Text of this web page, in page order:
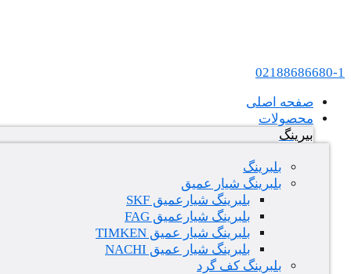
02188686680-1
صفحه اصلی
محصولات
بیرینگ
بلبرینگ
بلبرینگ شیار عمیق
بلبرینگ شیارعمیق SKF
بلبرینگ شیارعمیق FAG
بلبرینگ شیار عمیق TIMKEN
بلبرینگ شیار عمیق NACHI
بلبرینگ کف گرد